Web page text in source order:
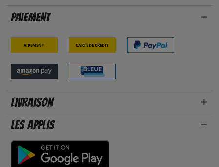
Paiement
Virement Carte de crédit
Livraison
Les applis